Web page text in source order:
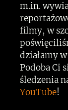
m.in.
filmy, w
działamy
Podoba Ci
śledzenia
YouTube!